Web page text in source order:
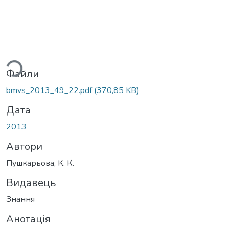
Файли
bmvs_2013_49_22.pdf(370,85 KB)
Дата
2013
Автори
Пушкарьова, К. К.
Видавець
Знання
Анотація